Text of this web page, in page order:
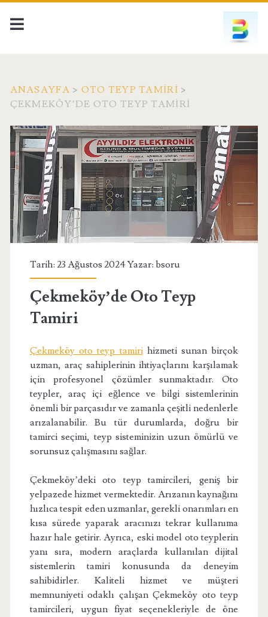
ANASAYFA > OTO TEYP TAMIRI >
ÇEKMEKÖY’DE OTO TEYP TAMIRI
Tarih: 23 Ağustos 2024 Yazar: bsoru
Çekmeköy’de Oto Teyp
Tamiri
Çekmeköy oto teyp tamirihizmeti sunan birçok
uzman, araç sahiplerinin ihtiyaçlarını karşılamak
için profesyonel çözümler sunmaktadır. Oto
teypler, araç içi eğlence ve bilgi sistemlerinin
önemli bir parçasıdır ve zamanla çeşitli nedenlerle
arızalanabilir. Bu tür durumlarda, doğru bir
tamirci seçimi, teyp sisteminizin uzun ömürlü ve
sorunsuz çalışmasını sağlar.
Çekmeköy’deki oto teyp tamircileri, geniş bir
yelpazede hizmet vermektedir. Arızanın kaynağını
hızlıca tespit eden uzmanlar, gerekli onarımları en
kısa sürede yaparak aracınızı tekrar kullanıma
hazır hale getirir. Ayrıca, eski model oto teyplerin
yanı sıra, modern araçlarda kullanılan dijital
sistemlerin tamiri konusunda da deneyim
sahibidirler. Kaliteli hizmet ve müşteri
memnuniyeti odaklı çalışan Çekmeköy oto teyp
tamircileri, uygun fiyat seçenekleriyle de öne